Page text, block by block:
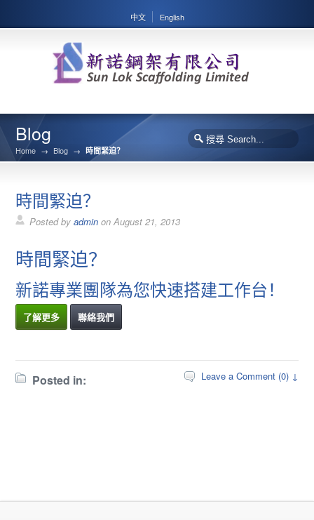
中文 English
Blog
Home → Blog → 時間緊迫？
時間緊迫？
Posted byadmin onAugust 21, 2013
時間緊迫？
新諾專業團隊為您快速搭建工作台！
了解更多 聯絡我們
Posted in: Leave a Comment (0) ↓